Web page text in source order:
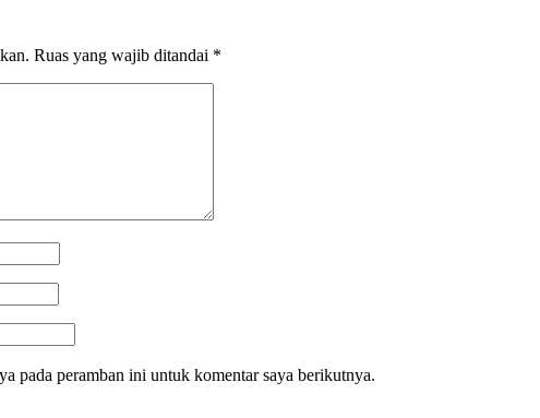
Ruas yang wajib ditandai *
pada peramban ini untuk komentar saya berikutnya.